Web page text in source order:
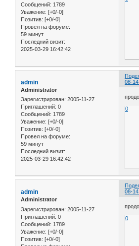
Сообщений: 1789
Уважение: [+0/-0]
Позитив: [+0/-0]
Провел на форуме:
59 минут
Последний визит:
2025-03-29 16:42:42
08-
admin
Administrator
Зарегистрирован: 2005-11-27
Приглашений: 0
Сообщений: 1789
Уважение: [+0/-0]
Позитив: [+0/-0]
Провел на форуме:
59 минут
Последний визит:
2025-03-29 16:42:42
0
08-
admin
Administrator
Зарегистрирован: 2005-11-27
Приглашений: 0
Сообщений: 1789
Уважение: [+0/-0]
Позитив: [+0/-0]
0